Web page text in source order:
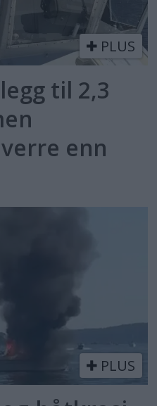
PLUS
til 2,3
enn
PLUS